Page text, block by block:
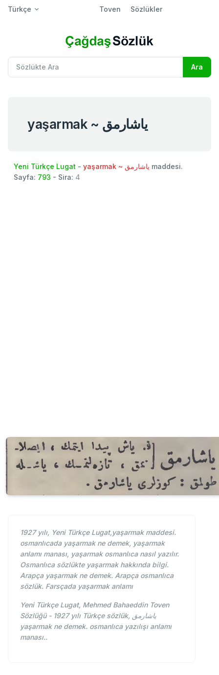
Türkçe Toven Sözlükler
yaşarmak ~ ياشارمق
Yeni Türkçe Lugat - yaşarmak ~ ياشارمق maddesi.
Sayfa: 793 - Sira: 4
1927 yılı, Yeni Türkçe Lugat,yaşarmak maddesi.
osmanlıcada yaşarmak ne demek, yaşarmak
anlamı manası, yaşarmak osmanlıca nasıl yazılır.
Osmanlıca sözlükte yaşarmak hakkında bilgi.
Arapça yaşarmak ne demek. Arapça osmanlıca
sözlük. Farsçada yaşarmak anlamı
Yeni Türkçe Lugat, Mehmed Bahaeddin Toven
Sözlüğü - 1927 yılı Türkçe sözlük, ياشارمق
yaşarmak ne demek. osmanlıca yazılışı anlamı
manası..